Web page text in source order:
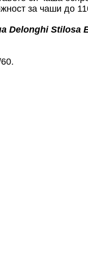
за чаши до
Delonghi Stilosa